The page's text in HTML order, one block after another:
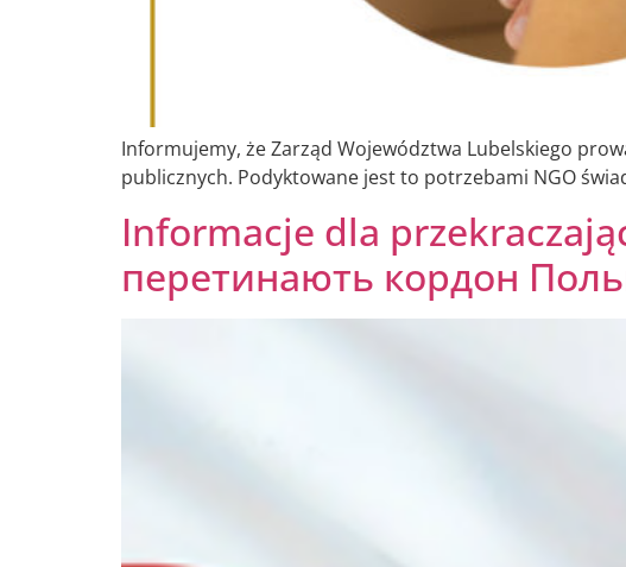
Informujemy, że Zarząd Województwa Lubelskiego
publicznych. Podyktowane jest to potrzebami NGO
Informacje dla
перетинають кордон